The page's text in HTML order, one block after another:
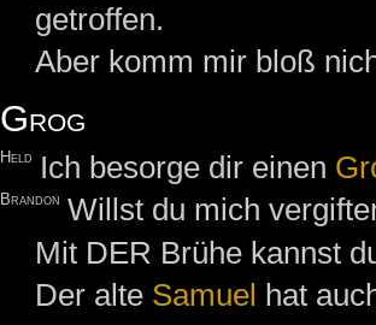
getroffen.
Aber komm mir bloß
Grog
Held Ich besorge dir einen
Brandon Willst du mich
Mit DER Brühe kannst
Der alte Samuel hat